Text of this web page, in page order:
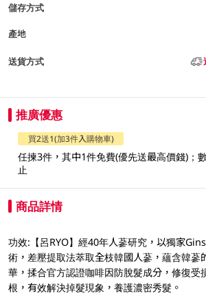
儲存方式
產地
送貨方式
推廣優惠
買2送1(加3件入購物車)
任揀3件，其中1件免費(優先送最高價錢)；
止
商品詳情
功效:【呂RYO】經40年人蔘研究，以獨家
術，差壓提取法萃取全枝韓國人蔘，蘊含韓蔘
華，揉合官方認證咖啡因防脫髮成分，修復受
根，有效解決掉髮現象，養護濃密秀髮。